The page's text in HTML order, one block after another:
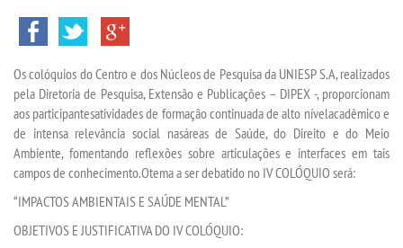
TECNOLÓGICOS
VESTIBULAR
INSCREVA-SE
TRANSFERÊNCIA
Oscolóquios do Centro e dos Núcleos de Pesquisa da UNIESP S.A, realizados
pela Diretoria de Pesquisa, Extensão e Publicações – DIPEX-, proporcionam
aos participantesatividadesde formação continuadade alto nívelacadêmicoe
de intensa relevância social nasáreasde Saúde,do Direito e do Meio
Ambiente, fomentando reflexões sobre articulações e interfaces em tais
campos de conhecimento.Otema a ser debatido no IV COLÓQUIO será:
“IMPACTOS AMBIENTAIS E SAÚDE MENTAL”
OBJETIVOS E JUSTIFICATIVA DO IV COLÓQUIO: